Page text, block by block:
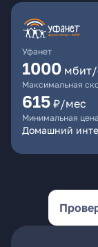
Уфанет
1000
Максимальная
615 ₽/мес
Минимальная цена
Домашний